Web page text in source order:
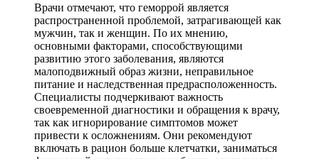
Врачи отмечают, что геморрой является
распространенной проблемой, затрагивающей как
мужчин, так и женщин. По их мнению,
основными факторами, способствующими
развитию этого заболевания, являются
малоподвижный образ жизни, неправильное
питание и наследственная предрасположенность.
Специалисты подчеркивают важность
своевременной диагностики и обращения к врачу,
так как игнорирование симптомов может
привести к осложнениям. Они рекомендуют
включать в рацион больше клетчатки, заниматься